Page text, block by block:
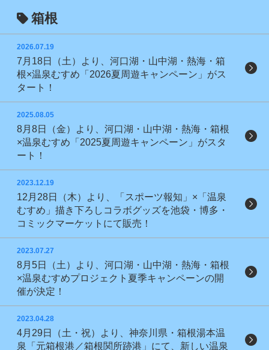
箱根
2026.07.19
7月18日（土）より、河口湖・山中湖・熱海・箱
根×温泉むすめ「2026夏周遊キャンペーン」がス
タート！
2025.08.05
8月8日（金）より、河口湖・山中湖・熱海・箱根
×温泉むすめ「2025夏周遊キャンペーン」がスタ
ート！
2023.12.19
12月28日（木）より、「スポーツ報知」×「温泉
むすめ」描き下ろしコラボグッズを池袋・博多・
コミックマーケットにて販売！
2023.07.27
8月5日（土）より、河口湖・山中湖・熱海・箱根
×温泉むすめプロジェクト夏季キャンペーンの開
催が決定！
2023.04.28
4月29日（土・祝）より、神奈川県・箱根湯本温
泉「元箱根港／箱根関所跡港」にて、新しい温泉